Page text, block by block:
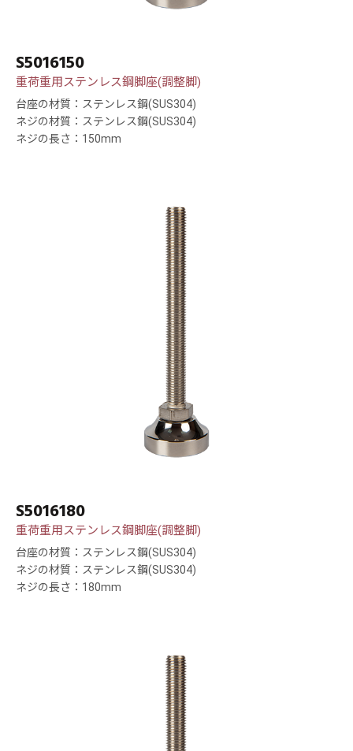
S5016150
重荷重用ステンレス鋼脚座(調整脚)
台座の材質：ステンレス鋼(SUS304)
ネジの材質：ステンレス鋼(SUS304)
ネジの長さ：150mm
S5016180
重荷重用ステンレス鋼脚座(調整脚)
台座の材質：ステンレス鋼(SUS304)
ネジの材質：ステンレス鋼(SUS304)
ネジの長さ：180mm